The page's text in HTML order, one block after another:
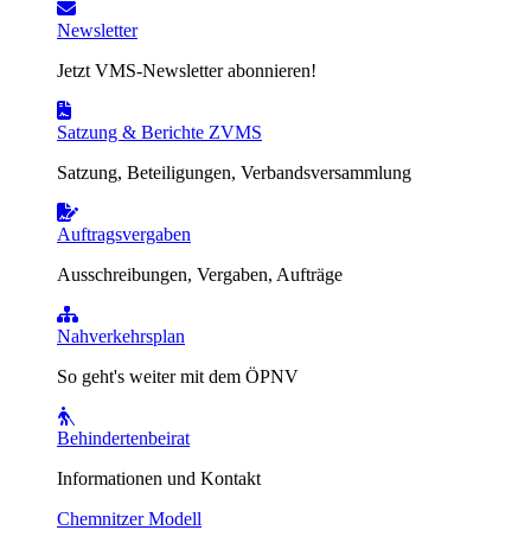
Newsletter
Jetzt VMS-Newsletter abonnieren!
Satzung & Berichte ZVMS
Satzung, Beteiligungen, Verbandsversammlung
Auftragsvergaben
Ausschreibungen, Vergaben, Aufträge
Nahverkehrsplan
So geht's weiter mit dem ÖPNV
Behindertenbeirat
Informationen und Kontakt
Chemnitzer Modell